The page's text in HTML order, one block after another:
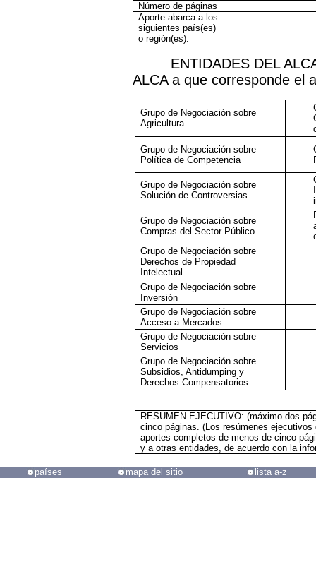
Número de páginas
Aporte abarca a los
siguientes país(es)
o región(es):
ENTIDADES DEL
ALCA a que corresponde el
Grupo de Negociación sobre
Agricultura
Grupo de Negociación sobre
Política de Competencia
Grupo de Negociación sobre
Solución de Controversias
Grupo de Negociación sobre
Compras del Sector Público
Grupo de Negociación sobre
Derechos de Propiedad
Intelectual
Grupo de Negociación sobre
Inversión
Grupo de Negociación sobre
Acceso a Mercados
Grupo de Negociación sobre
Servicios
Grupo de Negociación sobre
Subsidios, Antidumping y
Derechos Compensatorios
RESUMEN EJECUTIVO: (máximo dos
cinco páginas. (Los resúmenes
aportes completos de menos de cinco
y a otras entidades, de acuerdo con la
países mapa del sitio lista a-z